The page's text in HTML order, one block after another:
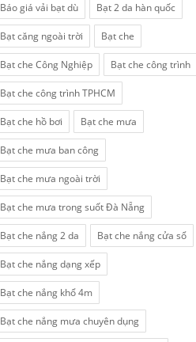
Báo giá vải bạt dù Bạt 2 da hàn quốc
Bạt căng ngoài trời Bạt che
Bạt che Công Nghiệp Bạt che công trình
Bạt che công trình TPHCM
Bạt che hồ bơi Bạt che mưa
Bạt che mưa ban công
Bạt che mưa ngoài trời
Bạt che mưa trong suốt Đà Nẵng
Bạt che nắng 2 da Bạt che nắng cửa sổ
Bạt che nắng dạng xếp
Bạt che nắng khổ 4m
Bạt che nắng mưa chuyên dụng